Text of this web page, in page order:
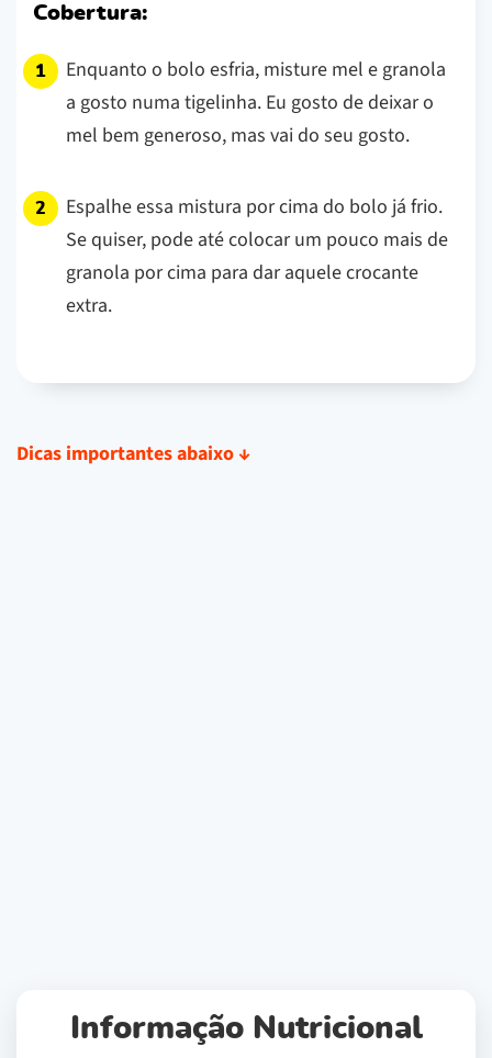
Cobertura:
Enquanto o bolo esfria, misture mel e granola
a gosto numa tigelinha. Eu gosto de deixar o
mel bem generoso, mas vai do seu gosto.
Espalhe essa mistura por cima do bolo já frio.
Se quiser, pode até colocar um pouco mais de
granola por cima para dar aquele crocante
extra.
Dicas importantes abaixo ↓
Informação Nutricional